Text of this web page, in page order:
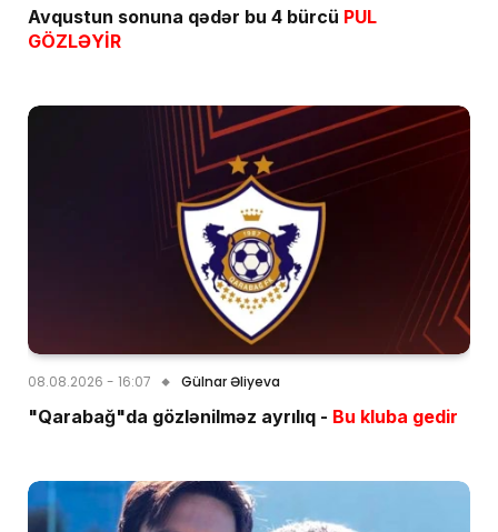
Avqustun sonuna qədər bu 4 bürcü PUL
GÖZLƏYİR
08.08.2026 - 16:07 Gülnar Əliyeva
"Qarabağ"da gözlənilməz ayrılıq - Bu kluba gedir